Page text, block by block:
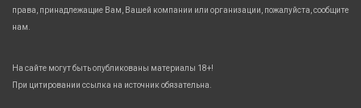
права, принадлежащие Вам, Вашей компании или организации, пожалуйста, сообщите
нам.
На сайте могут быть опубликованы материалы 18+!
При цитировании ссылка на источник обязательна.